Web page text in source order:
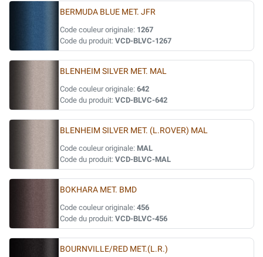
BERMUDA BLUE MET. JFR
Code couleur originale: 1267
Code du produit: VCD-BLVC-1267
BLENHEIM SILVER MET. MAL
Code couleur originale: 642
Code du produit: VCD-BLVC-642
BLENHEIM SILVER MET. (L.ROVER) MAL
Code couleur originale: MAL
Code du produit: VCD-BLVC-MAL
BOKHARA MET. BMD
Code couleur originale: 456
Code du produit: VCD-BLVC-456
BOURNVILLE/RED MET.(L.R.)